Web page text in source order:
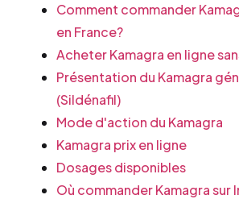
Comment commander
en France?
Acheter Kamagra en ligne
Présentation du Kamagra
(Sildénafil)
Mode d'action du Kamagra
Kamagra prix en ligne
Dosages disponibles
Où commander Kamagra sur